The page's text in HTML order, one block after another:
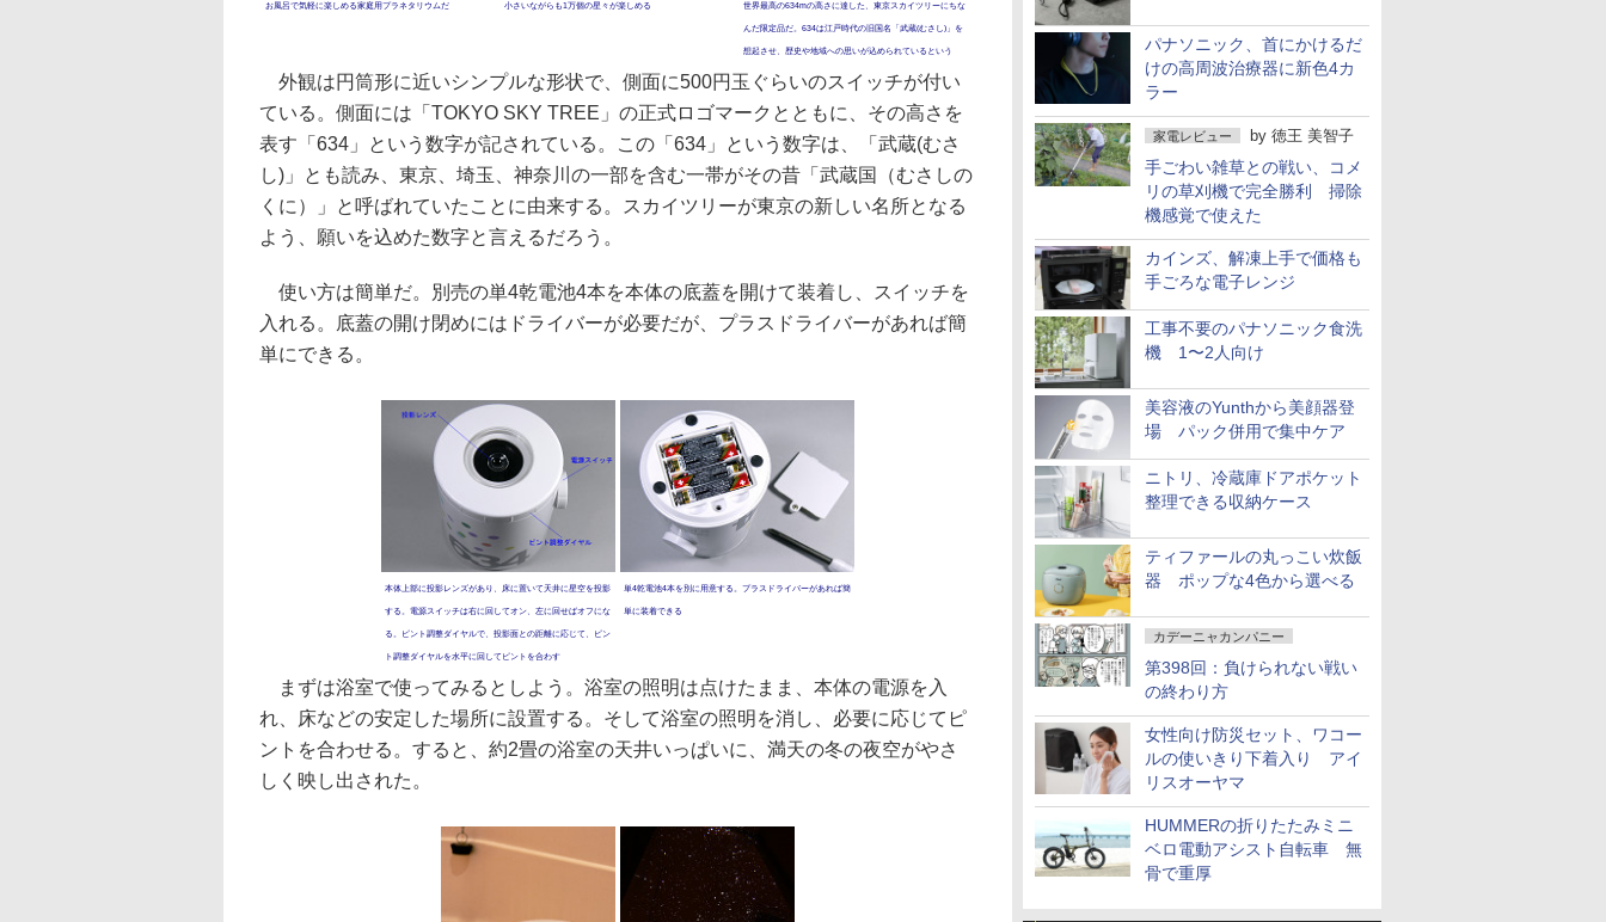
パナソニック、首にかけるだ
けの高周波治療器に新色4カ
ラー
家電レビュー by 徳王 美智子
手ごわい雑草との戦い、コメ
リの草刈機で完全勝利 掃除
機感覚で使えた
カインズ、解凍上手で価格も
手ごろな電子レンジ
工事不要のパナソニック食洗
機 1〜2人向け
美容液のYunthから美顔器登
場 パック併用で集中ケア
ニトリ、冷蔵庫ドアポケット
整理できる収納ケース
ティファールの丸っこい炊飯
器 ポップな4色から選べる
カデーニャカンパニー
第398回：負けられない戦い
の終わり方
女性向け防災セット、ワコー
ルの使いきり下着入り アイ
リスオーヤマ
HUMMERの折りたたみミニ
ベロ電動アシスト自転車 無
骨で重厚
お風呂で気軽に楽しめる家庭用プラネタリウムだ 小さいながらも1万個の星々が楽しめる 世界最高の634mの高さに達した、東京スカイツリーにちな
んだ限定品だ。634は江戸時代の旧国名「武蔵(むさし)」を
想起させ、歴史や地域への思いが込められているという
外観は円筒形に近いシンプルな形状で、側面に500円玉ぐらいのスイッチが付い
ている。側面には「TOKYO SKY TREE」の正式ロゴマークとともに、その高さを
表す「634」という数字が記されている。この「634」という数字は、「武蔵(むさ
し)」とも読み、東京、埼玉、神奈川の一部を含む一帯がその昔「武蔵国（むさしの
くに）」と呼ばれていたことに由来する。スカイツリーが東京の新しい名所となる
よう、願いを込めた数字と言えるだろう。
使い方は簡単だ。別売の単4乾電池4本を本体の底蓋を開けて装着し、スイッチを
入れる。底蓋の開け閉めにはドライバーが必要だが、プラスドライバーがあれば簡
単にできる。
本体上部に投影レンズがあり、床に置いて天井に星空を投影
する。電源スイッチは右に回してオン、左に回せばオフにな
る。ピント調整ダイヤルで、投影面との距離に応じて、ピン
ト調整ダイヤルを水平に回してピントを合わす
単4乾電池4本を別に用意する。プラスドライバーがあれば簡
単に装着できる
まずは浴室で使ってみるとしよう。浴室の照明は点けたまま、本体の電源を入
れ、床などの安定した場所に設置する。そして浴室の照明を消し、必要に応じてピ
ントを合わせる。すると、約2畳の浴室の天井いっぱいに、満天の冬の夜空がやさ
しく映し出された。